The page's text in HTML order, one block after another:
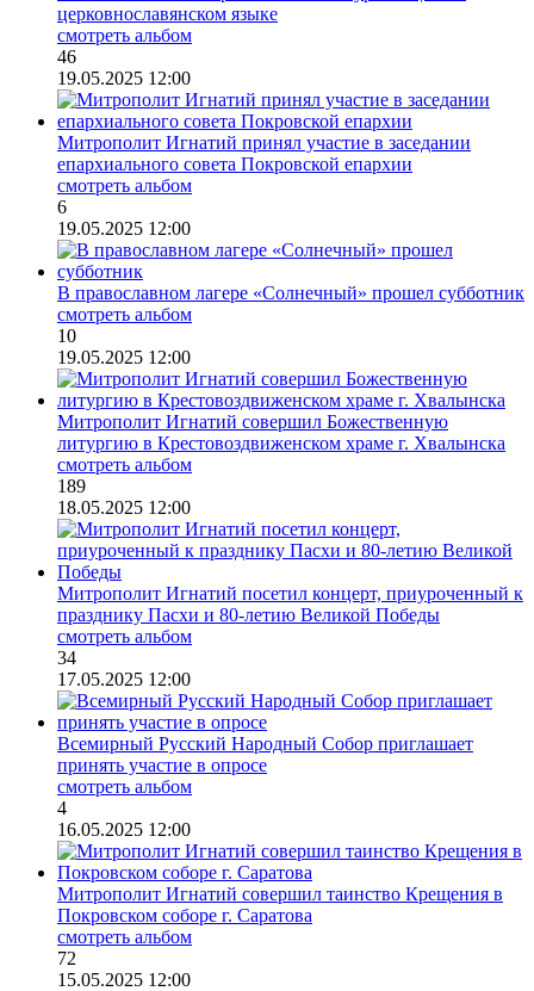
церковнославянском языке
смотреть альбом
46
19.05.2025 12:00
Митрополит Игнатий принял участие в заседании
епархиального совета Покровской епархии
смотреть альбом
6
19.05.2025 12:00
В православном лагере «Солнечный» прошел субботник
смотреть альбом
10
19.05.2025 12:00
Митрополит Игнатий совершил Божественную
литургию в Крестовоздвиженском храме г. Хвалынска
смотреть альбом
189
18.05.2025 12:00
Митрополит Игнатий посетил концерт, приуроченный к
празднику Пасхи и 80-летию Великой Победы
смотреть альбом
34
17.05.2025 12:00
Всемирный Русский Народный Собор приглашает
принять участие в опросе
смотреть альбом
4
16.05.2025 12:00
Митрополит Игнатий совершил таинство Крещения в
Покровском соборе г. Саратова
смотреть альбом
72
15.05.2025 12:00